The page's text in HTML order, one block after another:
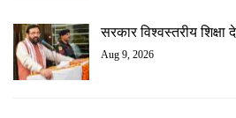
सरकार विश्वस्तरीय
Aug 9, 2026